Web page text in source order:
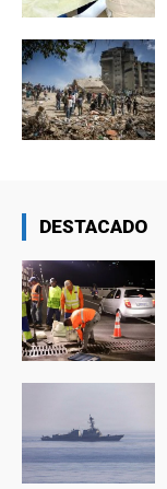
DESTACADO